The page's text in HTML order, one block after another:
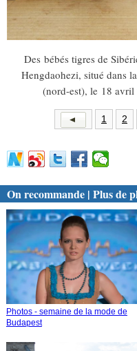
VIDÉOS
Des bébés tigres de
Hengdaohezi, situé dans
(nord-est), le 18
1 2
On recommande | Plus de
Photos - semaine de la mode de
Budapest